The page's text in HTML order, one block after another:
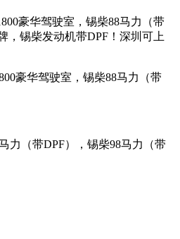
豪华驾驶室，锡柴88马力（带
，锡柴发动机带DPF！深圳可上
豪华驾驶室，锡柴88马力（带
力（带DPF），锡柴98马力（带